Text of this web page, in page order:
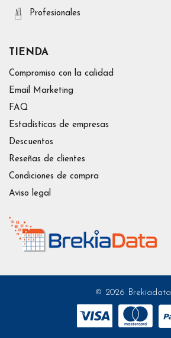
Profesionales
TIENDA
Compromiso con la calidad
Email Marketing
FAQ
Estadísticas de empresas
Descuentos
Reseñas de clientes
Condiciones de compra
Aviso legal
© 2026 Brekiadata